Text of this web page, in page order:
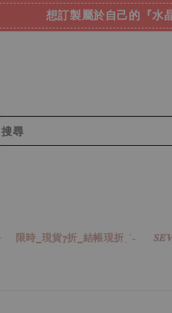
想訂製屬於自己的『水
搜尋
限時_現貨7折_結帳現折ˎˊ˗